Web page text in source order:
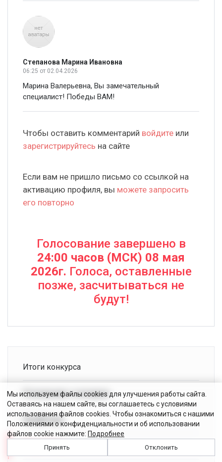
Степанова Марина Ивановна
06:25 от 02.04.2026
Марина Валерьевна, Вы замечательный
специалист! Победы ВАМ!
Чтобы оставить комментарий войдите или
зарегистрируйтесь на сайте
Если вам не пришло письмо со ссылкой на
активацию профиля, вы можете запросить
его повторно
Голосование завершено в
24:00 часов (МСК) 08 мая
2026г. Голоса, оставленные
позже, засчитываться не
будут!
Итоги конкурса
Положение о конкурсе
ПрофЛеди
Леди Спец
Мы используем файлы cookies для улучшения работы сайта.
Оставаясь на нашем сайте, вы соглашаетесь с условиями
использования файлов cookies. Чтобы ознакомиться с нашими
Положениями о конфиденциальности и об использовании
файлов cookie нажмите: Подробнее
Принять Отклонить